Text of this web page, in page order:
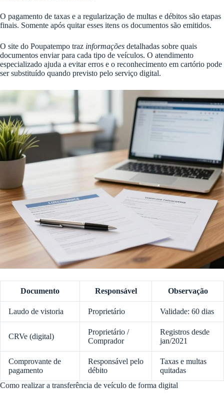
O pagamento de taxas e a regularização de multas e débitos são etapas
finais. Somente após quitar esses itens os documentos são emitidos.
O site do Poupatempo traz informações detalhadas sobre quais
documentos enviar para cada tipo de veículos. O atendimento
especializado ajuda a evitar erros e o reconhecimento em cartório pode
ser substituído quando previsto pelo serviço digital.
Documento Responsável Observação
Laudo de vistoria Proprietário Validade: 60 dias
CRVe (digital)
Proprietário /
Comprador
Registros desde
jan/2021
Comprovante de
pagamento
Responsável pelo
débito
Taxas e multas
quitadas
Como realizar a transferência de veículo de forma digital